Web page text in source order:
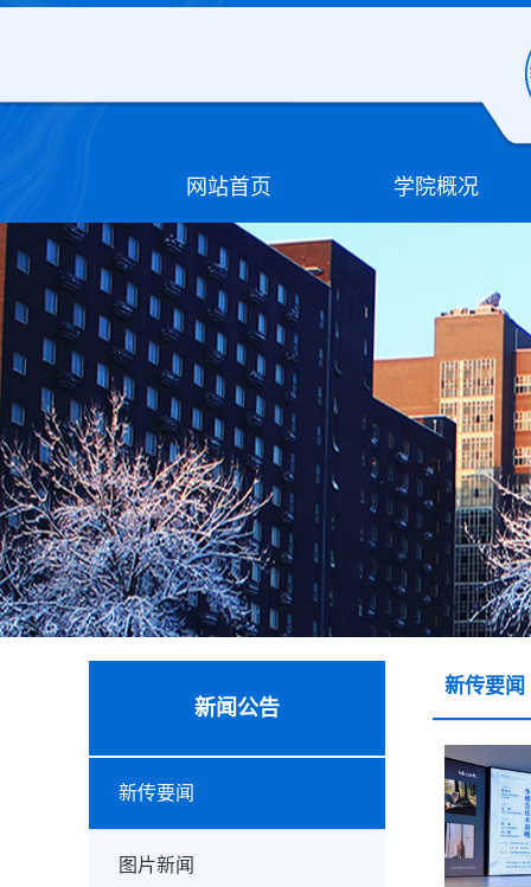
网站首页 学院概况
新闻公告
新传要闻
图片新闻
新传要闻